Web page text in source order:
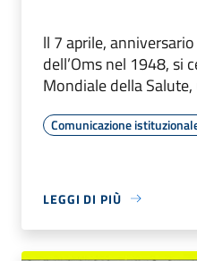
ll 7 aprile,
dell’Oms nel 1948, si
Mondiale della
Comunicazione
LEGGI DI PIÙ